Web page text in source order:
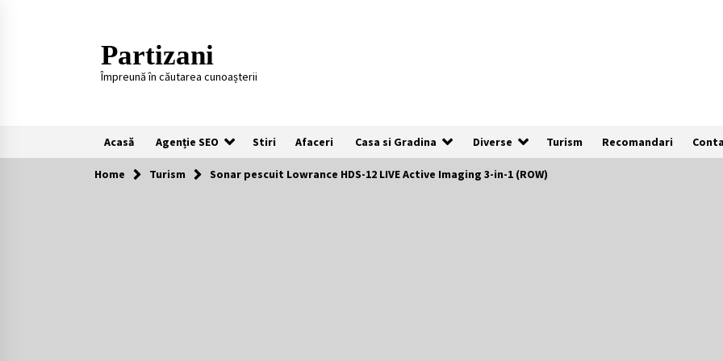
Partizani
Împreună în căutarea cunoașterii
Acasă Agenție SEO Stiri Afaceri Casa si Gradina Diverse Turism Recomandari
Recomandari
Home Turism Sonar pescuit Lowrance HDS-12 LIVE Active Imaging 3-in-1 (ROW)